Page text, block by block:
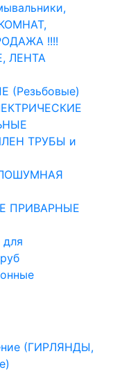
!!!!
ЛЕНТА
(Резьбовые)
ТРУБЫ и
ПРИВАРНЫЕ
(ГИРЛЯНДЫ,